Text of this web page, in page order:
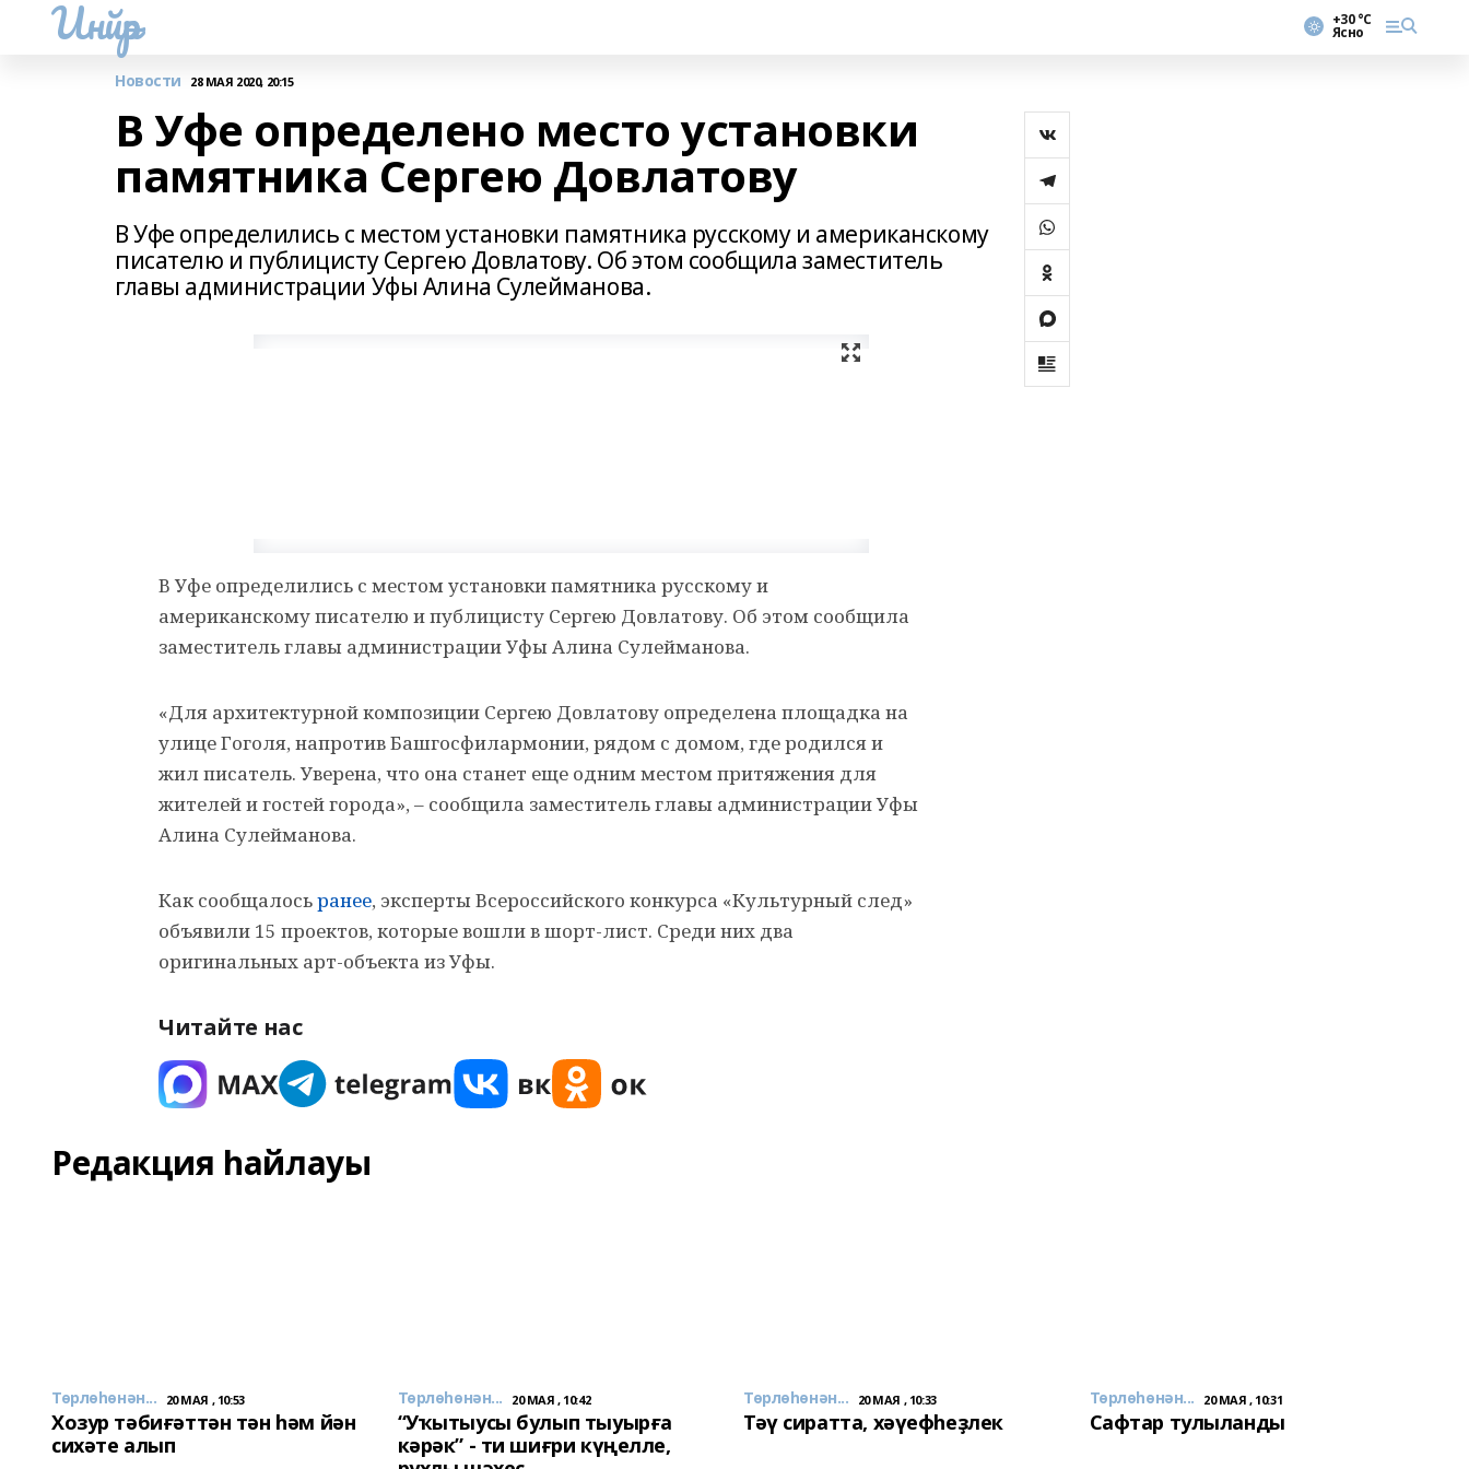
Инйәр +30 °С
Ясно
Новости 28 МАЯ 2020, 20:15
В Уфе определено место установки
памятника Сергею Довлатову
В Уфе определились с местом установки памятника русскому и американскому
писателю и публицисту Сергею Довлатову. Об этом сообщила заместитель
главы администрации Уфы Алина Сулейманова.
В Уфе определились с местом установки памятника русскому и
американскому писателю и публицисту Сергею Довлатову. Об этом сообщила
заместитель главы администрации Уфы Алина Сулейманова.
«Для архитектурной композиции Сергею Довлатову определена площадка на
улице Гоголя, напротив Башгосфилармонии, рядом с домом, где родился и
жил писатель. Уверена, что она станет еще одним местом притяжения для
жителей и гостей города», – сообщила заместитель главы администрации Уфы
Алина Сулейманова.
Как сообщалосьранее, эксперты Всероссийского конкурса «Культурный след»
объявили 15 проектов, которые вошли в шорт-лист. Среди них два
оригинальных арт-объекта из Уфы.
Читайте нас
Редакция һайлауы
Төрлөһөнән... 20 МАЯ , 10:53
Хозур тәбиғәттән тән һәм йән
сихәте алып
Төрлөһөнән... 20 МАЯ , 10:42
“Уҡытыусы булып тыуырға
кәрәк” - ти шиғри күңелле,
Төрлөһөнән... 20 МАЯ , 10:33
Тәү сиратта, хәүефһеҙлек
Төрлөһөнән... 20 МАЯ , 10:31
Сафтар тулыланды